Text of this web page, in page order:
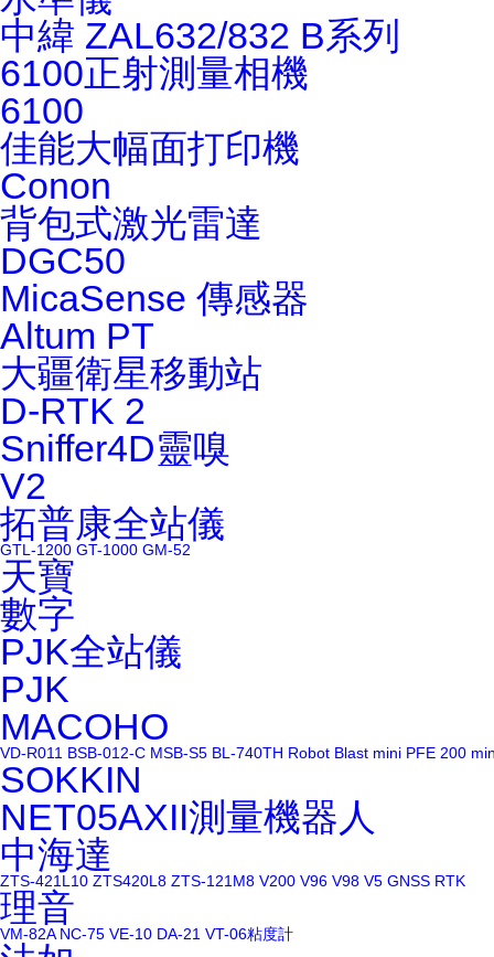
中緯 ZAL632/832 B系列
6100正射測量相機
6100
佳能大幅面打印機
Conon
背包式激光雷達
DGC50
MicaSense 傳感器
Altum PT
大疆衛星移動站
D-RTK 2
Sniffer4D靈嗅
V2
拓普康全站儀
GTL-1200 GT-1000 GM-52
天寶
數字
PJK全站儀
PJK
MACOHO
VD-R011 BSB-012-C MSB-S5 BL-740TH Robot Blast mini PFE 200
SOKKIN
NET05AXII測量機器人
中海達
ZTS-421L10 ZTS420L8 ZTS-121M8 V200 V96 V98 V5 GNSS RTK
理音
VM-82A NC-75 VE-10 DA-21 VT-06粘度計